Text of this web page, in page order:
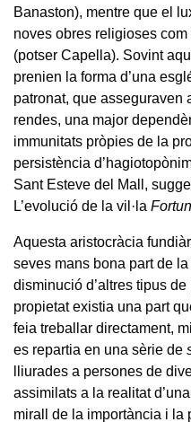
Banaston), mentre que el
noves obres religioses
(potser Capella). Sovint
prenien la forma d’una
patronat, que asseguraven
rendes, una major
immunitats pròpies de la
persistència
Sant Esteve del Mall,
L’evolució de la vil·la
Aquesta aristocràcia
seves mans bona part de
disminució d’altres tipus
propietat existia una part
feia treballar directament,
es repartia en una sèrie de
lliurades a persones de
assimilats a la realitat
mirall de la importància i la